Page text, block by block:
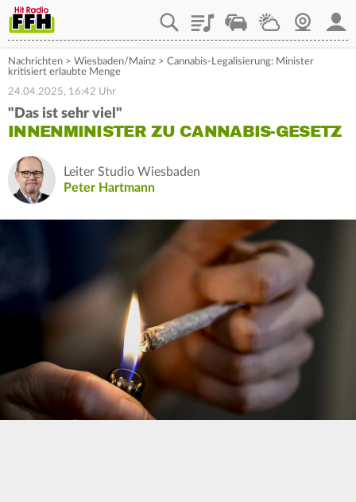
PlaylistStaupilotWetterWebcam
Nachrichten > Wiesbaden/Mainz > Cannabis-Legalisierung: Minister
kritisiert erlaubte Menge
24.04.2025, 16:42 Uhr
"Das ist sehr viel"
INNENMINISTER ZU CANNABIS-GESETZ
Leiter Studio Wiesbaden
Peter Hartmann